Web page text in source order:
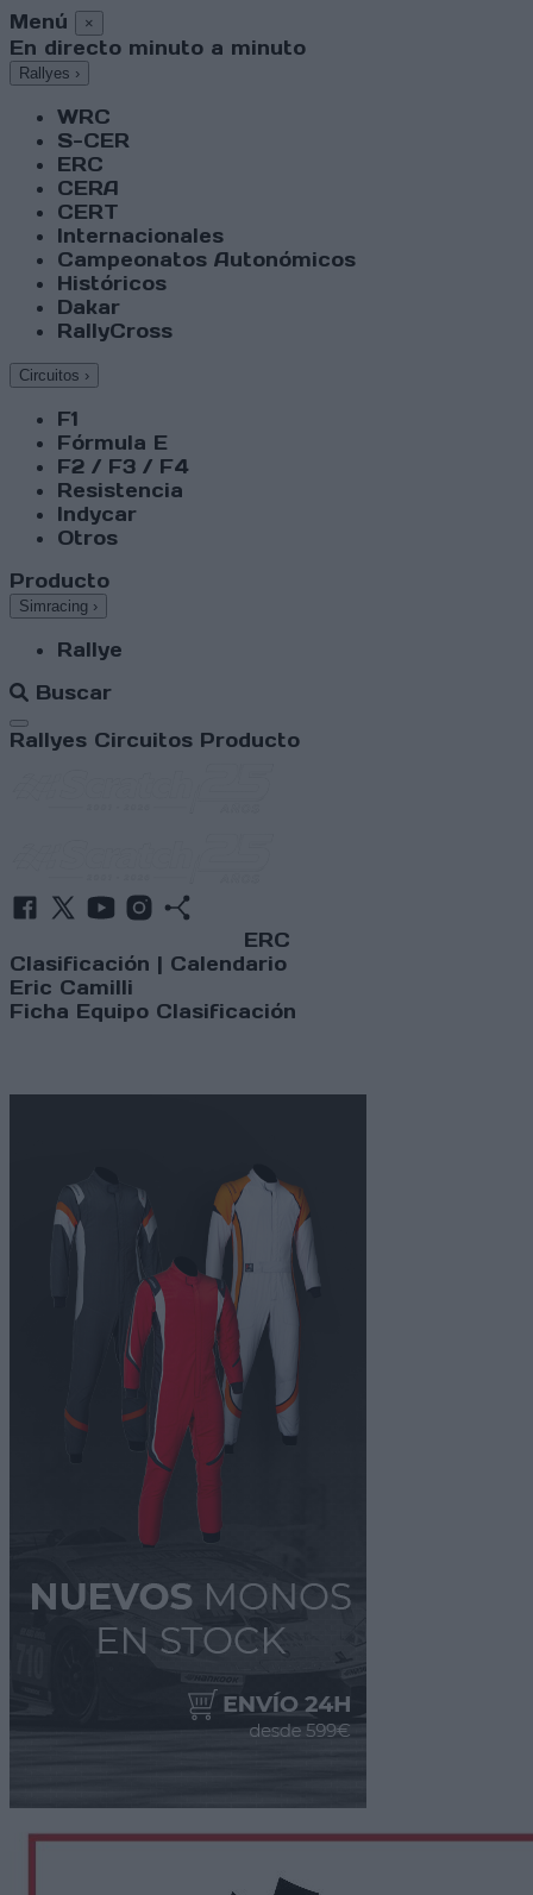
Menú ×
En directo minuto a minuto
Rallyes ›
WRC
S-CER
ERC
CERA
CERT
Internacionales
Campeonatos Autonómicos
Históricos
Dakar
RallyCross
Circuitos ›
F1
Fórmula E
F2 / F3 / F4
Resistencia
Indycar
Otros
Producto
Simracing ›
Rallye
Buscar
Abrir menú
Rallyes Circuitos Producto
ERC
Clasificación | Calendario
Eric Camilli
Ficha Equipo Clasificación